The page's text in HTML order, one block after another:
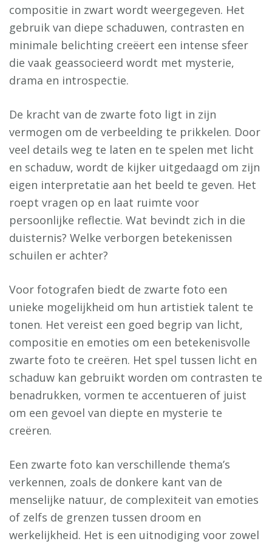
compositie in zwart wordt weergegeven. Het
gebruik van diepe schaduwen, contrasten en
minimale belichting creëert een intense sfeer
die vaak geassocieerd wordt met mysterie,
drama en introspectie.
De kracht van de zwarte foto ligt in zijn
vermogen om de verbeelding te prikkelen. Door
veel details weg te laten en te spelen met licht
en schaduw, wordt de kijker uitgedaagd om zijn
eigen interpretatie aan het beeld te geven. Het
roept vragen op en laat ruimte voor
persoonlijke reflectie. Wat bevindt zich in die
duisternis? Welke verborgen betekenissen
schuilen er achter?
Voor fotografen biedt de zwarte foto een
unieke mogelijkheid om hun artistiek talent te
tonen. Het vereist een goed begrip van licht,
compositie en emoties om een betekenisvolle
zwarte foto te creëren. Het spel tussen licht en
schaduw kan gebruikt worden om contrasten te
benadrukken, vormen te accentueren of juist
om een gevoel van diepte en mysterie te
creëren.
Een zwarte foto kan verschillende thema’s
verkennen, zoals de donkere kant van de
menselijke natuur, de complexiteit van emoties
of zelfs de grenzen tussen droom en
werkelijkheid. Het is een uitnodiging voor zowel